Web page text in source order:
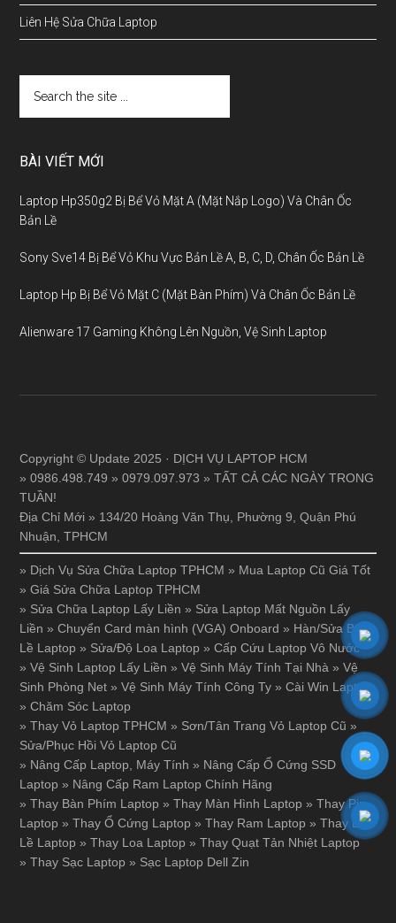
Liên Hệ Sửa Chữa Laptop
BÀI VIẾT MỚI
Laptop Hp350g2 Bị Bể Vỏ Mặt A (Mặt Nắp Logo) Và Chân Ốc
Bản Lề
Sony Sve14 Bị Bể Vỏ Khu Vực Bản Lề A, B, C, D, Chân Ốc Bản Lề
Laptop Hp Bị Bể Vỏ Mặt C (Mặt Bàn Phím) Và Chân Ốc Bản Lề
Alienware 17 Gaming Không Lên Nguồn, Vệ Sinh Laptop
Copyright © Update 2025 · DỊCH VỤ LAPTOP HCM
» 0986.498.749 » 0979.097.973 » TẤT CẢ CÁC NGÀY TRONG
TUẦN!
Địa Chỉ Mới » 134/20 Hoàng Văn Thụ, Phường 9, Quận Phú
Nhuận, TPHCM
» Dịch Vụ Sửa Chữa Laptop TPHCM » Mua Laptop Cũ Giá Tốt
»Giá Sửa Chữa Laptop TPHCM
» Sửa Chữa Laptop Lấy Liền » Sửa Laptop Mất Nguồn Lấy
Liền »Chuyển Card màn hình (VGA) Onboard » Hàn/Sửa Bản
Lề Laptop » Sửa/Độ Loa Laptop »Cấp Cứu Laptop Vô Nước
»Vệ Sinh Laptop Lấy Liền »Vệ Sinh Máy Tính Tại Nhà »Vệ
Sinh Phòng Net »Vệ Sinh Máy Tính Công Ty »Cài Win Laptop
»Chăm Sóc Laptop
»Thay Vỏ Laptop TPHCM » Sơn/Tân Trang Vỏ Laptop Cũ »
Sửa/Phục Hồi Vỏ Laptop Cũ
» Nâng Cấp Laptop, Máy Tính » Nâng Cấp Ổ Cứng SSD
Laptop » Nâng Cấp Ram Laptop Chính Hãng
»Thay Bàn Phím Laptop »Thay Màn Hình Laptop »Thay Pin
Laptop »Thay Ổ Cứng Laptop »Thay Ram Laptop »Thay Bản
Lề Laptop »Thay Loa Laptop »Thay Quạt Tản Nhiệt Laptop
»Thay Sạc Laptop » Sạc Laptop Dell Zin